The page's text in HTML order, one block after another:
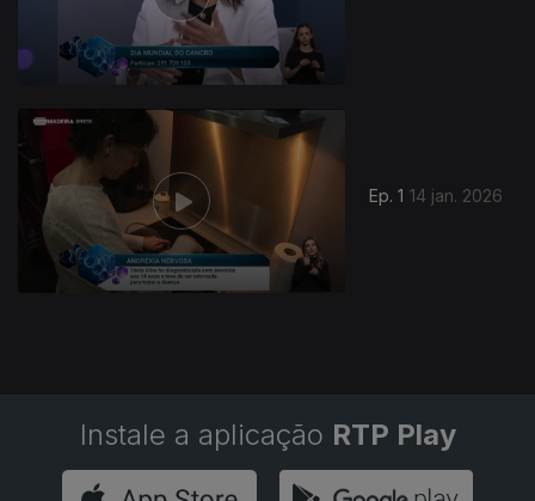
Ep. 1 14 jan. 2026
Instale a aplicação RTP Play